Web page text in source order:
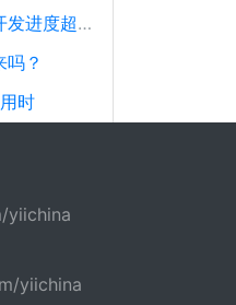
全新 Yii3 框架整体开发进度超过88%，发布在即！
？
时
yiichina
yiichina